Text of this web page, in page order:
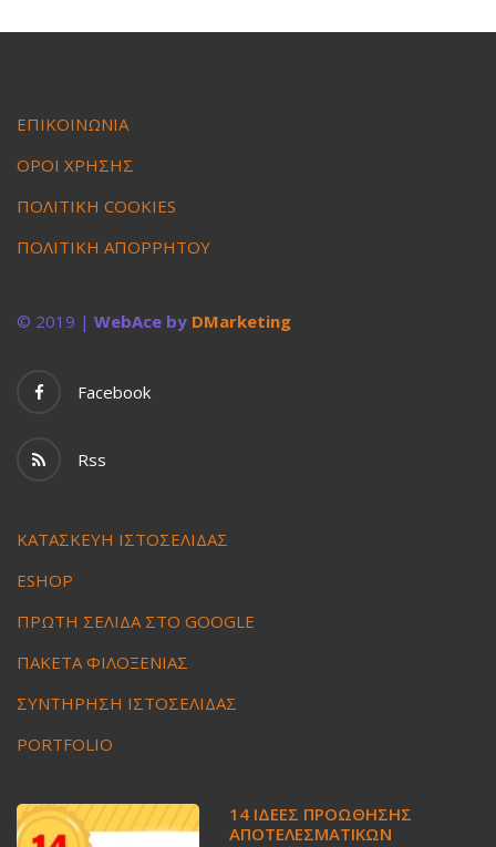
ΕΠΙΚΟΙΝΩΝΙΑ
ΟΡΟΙ ΧΡΗΣΗΣ
ΠΟΛΙΤΙΚΗ COOKIES
ΠΟΛΙΤΙΚΗ ΑΠΟΡΡΗΤΟΥ
© 2019 | WebAce by DMarketing
Facebook
Rss
ΚΑΤΑΣΚΕΥΗ ΙΣΤΟΣΕΛΙΔΑΣ
ESHOP
ΠΡΩΤΗ ΣΕΛΙΔΑ ΣΤΟ GOOGLE
ΠΑΚΕΤΑ ΦΙΛΟΞΕΝΙΑΣ
ΣΥΝΤΗΡΗΣΗ ΙΣΤΟΣΕΛΙΔΑΣ
PORTFOLIO
14 ΙΔΈΕΣ ΠΡΟΏΘΗΣΗΣ
ΑΠΟΤΕΛΕΣΜΑΤΙΚΏΝ